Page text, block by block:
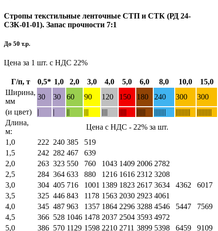
Стропы текстильные ленточные СТП и СТК (РД 24-
СЗК-01-01). Запас прочности 7:1
До 50 т.р.
Цена за 1 шт. с НДС 22%
Г/п, т 0,5* 1,0 2,0 3,0 4,0 5,0 6,0 8,0 10,0
15,0
Ширина,
мм
30 30 60 90 120 150 180 240 300
300
(и цвет)
| | || ||| |||| ||||| |||||| |||||||| ||||||||||
||||||||||
Длина,
м:
Цена с НДС - 22% за шт.
1,0
222 240 385
519
1,5
242 282 467
639
2,0
263 323 550 760 1043 1409 2006 2782
2,5
284 364 633 880 1216 1616 2312 3208
3,0
304 405 716 1001 1389 1823 2617 3634 4362
6017
3,5
325 446 843 1178 1563 2030 2923 4061
4,0
345 487 963 1357 1864 2296 3288 4546 5447
7569
4,5
366 528 1046 1478 2037 2504 3593 4972
5,0
386 570 1129 1598 2210 2711 3899 5398 6459
9109